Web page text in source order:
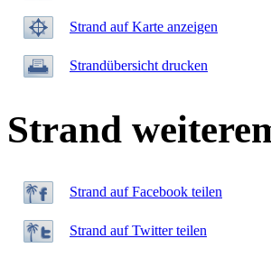
Strand auf Karte anzeigen
Strandübersicht drucken
Strand
Strand auf Facebook teilen
Strand auf Twitter teilen